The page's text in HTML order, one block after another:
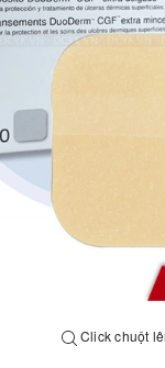
Click chuột